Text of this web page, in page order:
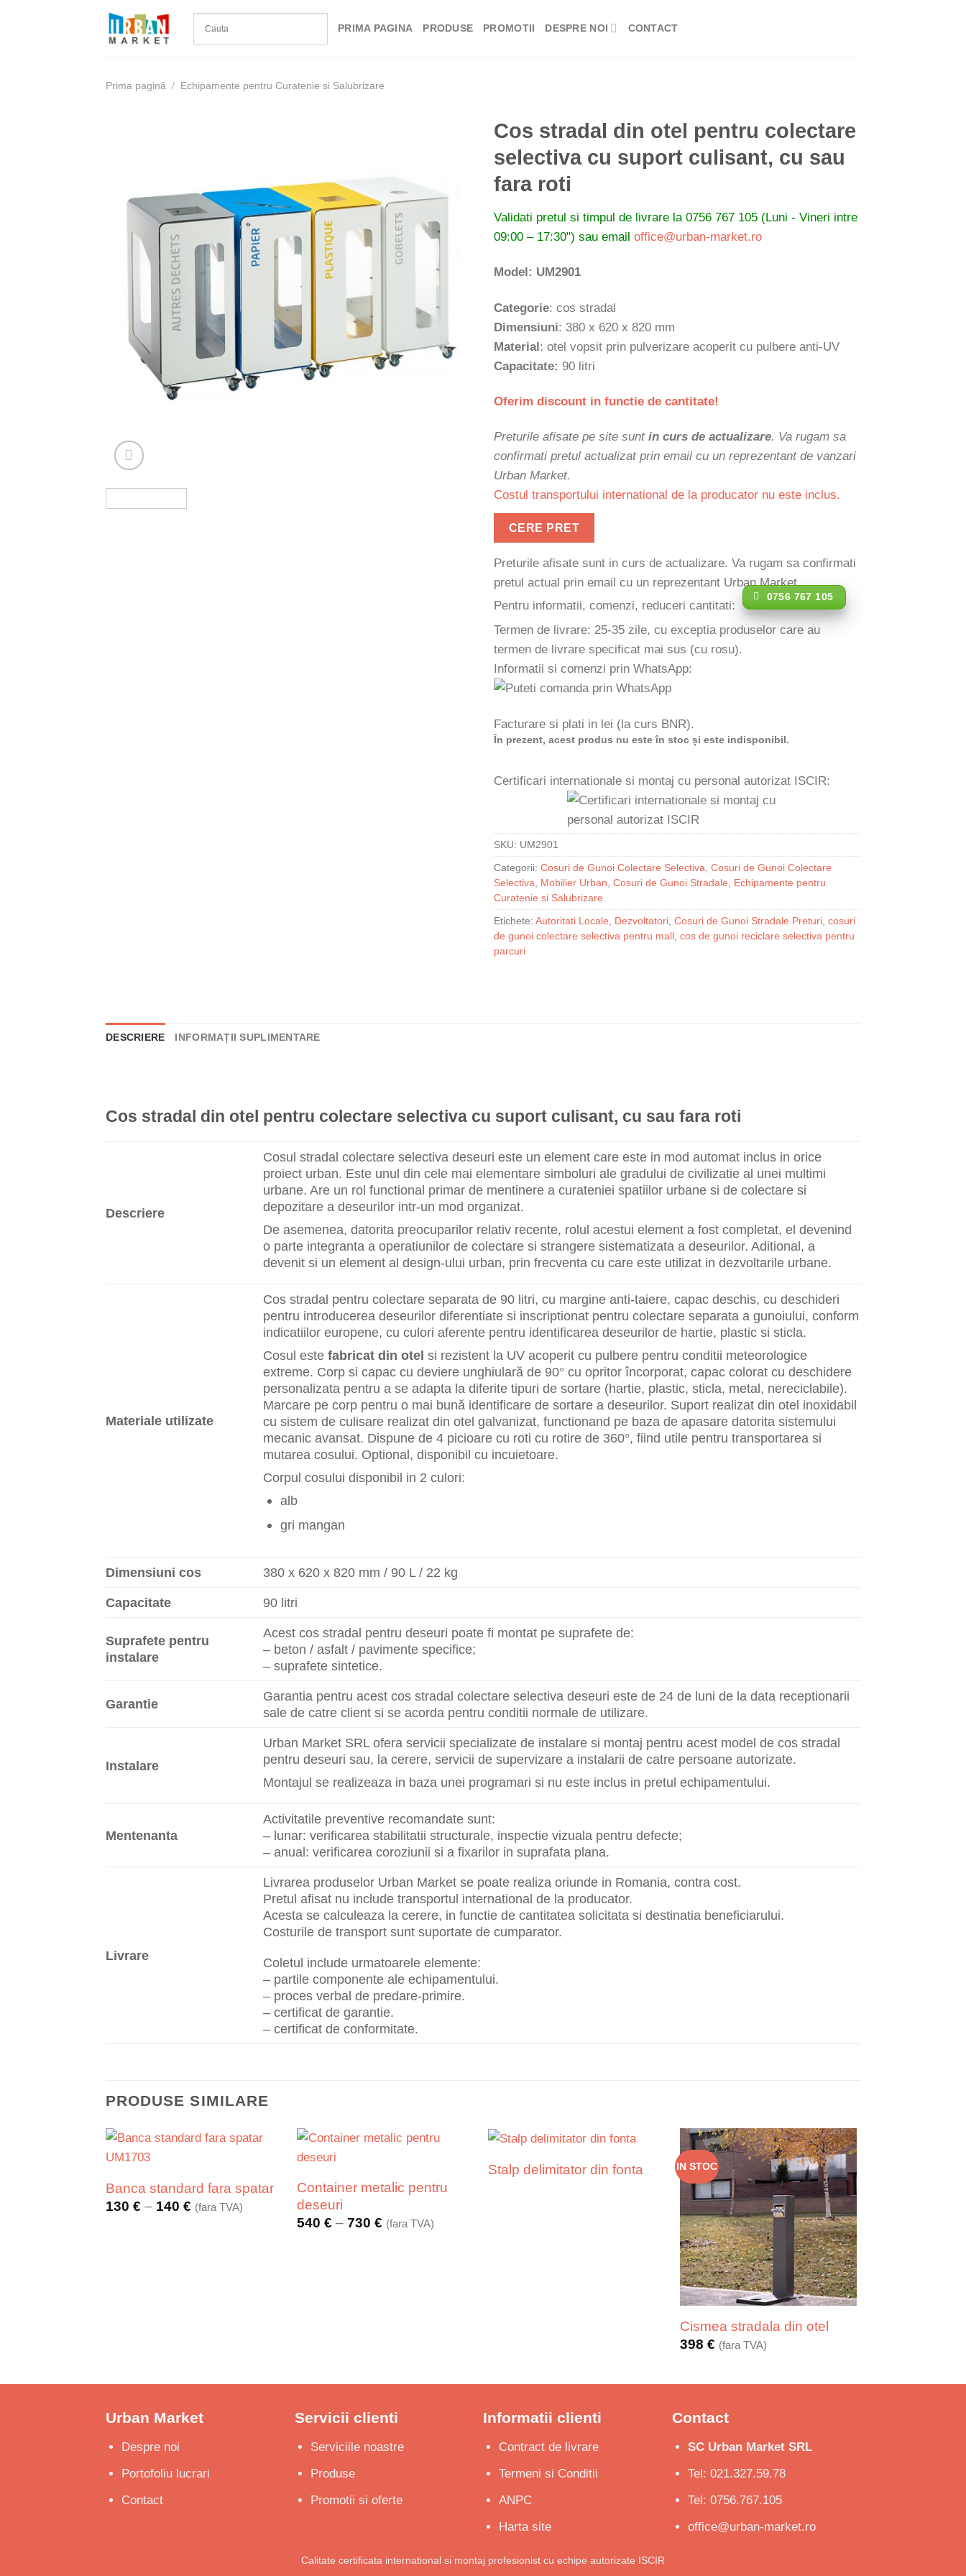
PRIMA PAGINA PRODUSE PROMOTII DESPRE NOI CONTACT
Prima pagină / Echipamente pentru Curatenie si Salubrizare
Cos stradal din otel pentru colectare
selectiva cu suport culisant, cu sau
fara roti
Validati pretul si timpul de livrare la 0756 767 105 (Luni - Vineri intre
09:00 – 17:30") sau email office@urban-market.ro
Model: UM2901
Categorie: cos stradal
Dimensiuni: 380 x 620 x 820 mm
Material: otel vopsit prin pulverizare acoperit cu pulbere anti-UV
Capacitate: 90 litri
Oferim discount in functie de cantitate!
Preturile afisate pe site sunt in curs de actualizare. Va rugam sa
confirmati pretul actualizat prin email cu un reprezentant de vanzari
Urban Market.
Costul transportului international de la producator nu este inclus.
CERE PRET
Preturile afisate sunt in curs de actualizare. Va rugam sa confirmati
pretul actual prin email cu un reprezentant Urban Market.
Pentru informatii, comenzi, reduceri cantitati:
0756 767 105
Termen de livrare: 25-35 zile, cu exceptia produselor care au
termen de livrare specificat mai sus (cu rosu).
Informatii si comenzi prin WhatsApp:
Facturare si plati in lei (la curs BNR).
În prezent, acest produs nu este în stoc și este indisponibil.
Certificari internationale si montaj cu personal autorizat ISCIR:
SKU: UM2901
Categorii: Cosuri de Gunoi Colectare Selectiva, Cosuri de Gunoi Colectare
Selectiva, Mobilier Urban, Cosuri de Gunoi Stradale, Echipamente pentru
Curatenie si Salubrizare
Etichete: Autoritati Locale, Dezvoltatori, Cosuri de Gunoi Stradale Preturi, cosuri
de gunoi colectare selectiva pentru mall , cos de gunoi reciclare selectiva pentru
parcuri
DESCRIERE INFORMAȚII SUPLIMENTARE
Cos stradal din otel pentru colectare selectiva cu suport culisant, cu sau fara roti
Descriere
Cosul stradal colectare selectiva deseuri este un element care este in mod automat inclus in orice
proiect urban. Este unul din cele mai elementare simboluri ale gradului de civilizatie al unei multimi
urbane. Are un rol functional primar de mentinere a curateniei spatiilor urbane si de colectare si
depozitare a deseurilor intr-un mod organizat.
De asemenea, datorita preocuparilor relativ recente, rolul acestui element a fost completat, el devenind
o parte integranta a operatiunilor de colectare si strangere sistematizata a deseurilor. Aditional, a
devenit si un element al design-ului urban, prin frecventa cu care este utilizat in dezvoltarile urbane.
Materiale utilizate
Cos stradal pentru colectare separata de 90 litri, cu margine anti-taiere, capac deschis, cu deschideri
pentru introducerea deseurilor diferentiate si inscriptionat pentru colectare separata a gunoiului, conform
indicatiilor europene, cu culori aferente pentru identificarea deseurilor de hartie, plastic si sticla.
Cosul estefabricat din otelsi rezistent la UV acoperit cu pulbere pentru conditii meteorologice
extreme. Corp si capac cu deviere unghiulară de 90° cu opritor încorporat, capac colorat cu deschidere
personalizata pentru a se adapta la diferite tipuri de sortare (hartie, plastic, sticla, metal, nereciclabile).
Marcare pe corp pentru o mai bună identificare de sortare a deseurilor. Suport realizat din otel inoxidabil
cu sistem de culisare realizat din otel galvanizat, functionand pe baza de apasare datorita sistemului
mecanic avansat. Dispune de 4 picioare cu roti cu rotire de 360°, fiind utile pentru transportarea si
mutarea cosului. Optional, disponibil cu incuietoare.
Corpul cosului disponibil in 2 culori:
alb
gri mangan
Dimensiuni cos
380 x 620 x 820 mm / 90 L / 22 kg
Capacitate
90 litri
Suprafete pentru
instalare
Acest cos stradal pentru deseuri poate fi montat pe suprafete de:
– beton / asfalt / pavimente specifice;
– suprafete sintetice.
Garantie
Garantia pentru acest cos stradal colectare selectiva deseuri este de 24 de luni de la data receptionarii
sale de catre client si se acorda pentru conditii normale de utilizare.
Instalare
Urban Market SRL ofera servicii specializate de instalare si montaj pentru acest model de cos stradal
pentru deseuri sau, la cerere, servicii de supervizare a instalarii de catre persoane autorizate.
Montajul se realizeaza in baza unei programari si nu este inclus in pretul echipamentului.
Mentenanta
Activitatile preventive recomandate sunt:
– lunar: verificarea stabilitatii structurale, inspectie vizuala pentru defecte;
– anual: verificarea coroziunii si a fixarilor in suprafata plana.
Livrare
Livrarea produselor Urban Market se poate realiza oriunde in Romania, contra cost.
Pretul afisat nu include transportul international de la producator.
Acesta se calculeaza la cerere, in functie de cantitatea solicitata si destinatia beneficiarului.
Costurile de transport sunt suportate de cumparator.
Coletul include urmatoarele elemente:
– partile componente ale echipamentului.
– proces verbal de predare-primire.
– certificat de garantie.
– certificat de conformitate.
PRODUSE SIMILARE
Banca standard fara spatar
130 € – 140 €Interval
de
(fara TVA)
Container metalic pentru
deseuri
540€ – 730€ Interval
de
(fara TVA)
Stalp delimitator din fonta IN STOC
Cismea stradala din otel
398 € (fara TVA)
Urban Market
Despre noi
Portofoliu lucrari
Contact
Servicii clienti
Serviciile noastre
Produse
Promotii si oferte
Informatii clienti
Contract de livrare
Termeni si Conditii
ANPC
Harta site
Contact
SC Urban Market SRL
Tel: 021.327.59.78
Tel: 0756.767.105
office@urban-market.ro
Calitate certificata international si montaj profesionist cu echipe autorizate ISCIR